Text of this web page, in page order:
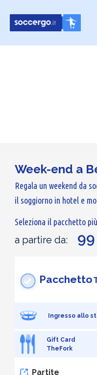
Week-end a
Regala un weekend da
il soggiorno in hotel e
Seleziona il pacchetto
a partire da:
Pacchetto
Ingresso allo
Gift Card
TheFork
Partite